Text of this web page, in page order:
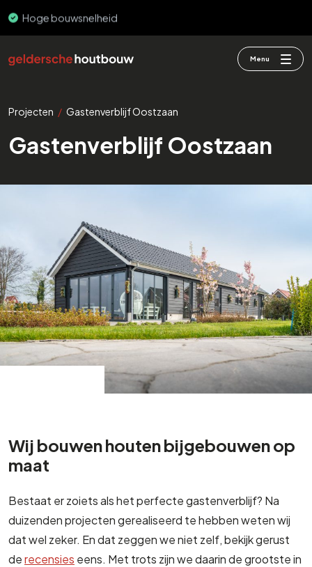
Hoge bouwsnelheid
PEFC & FSC
Menu
Projecten / Gastenverblijf Oostzaan
Gastenverblijf Oostzaan
Wij bouwen houten bijgebouwen op
maat
Bestaat er zoiets als het perfecte gastenverblijf? Na
duizenden projecten gerealiseerd te hebben weten wij
dat wel zeker. En dat zeggen we niet zelf, bekijk gerust
derecensies eens. Met trots zijn we daarin de grootste in